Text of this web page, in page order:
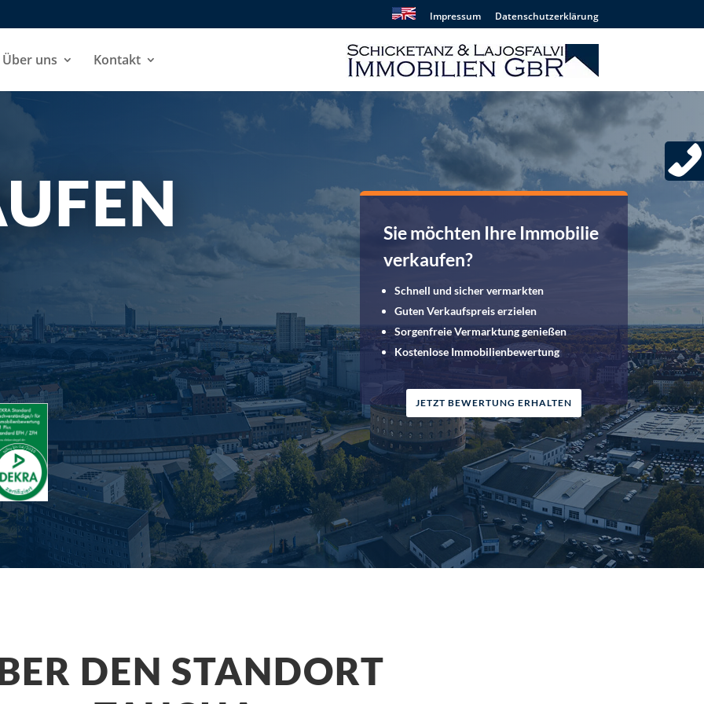
Impressum Datenschutzerklärung
Über uns Kontakt
Sie möchten Ihre Immobilie
verkaufen?
Schnell und sicher vermarkten
Guten Verkaufspreis erzielen
Sorgenfreie Vermarktung genießen
Kostenlose Immobilienbewertung
JETZT BEWERTUNG ERHALTEN
DEN STANDORT